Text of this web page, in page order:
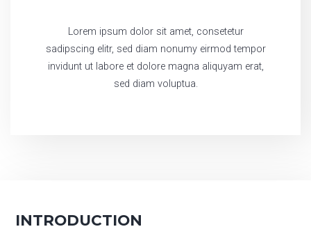
Lorem ipsum dolor sit amet, consetetur
sadipscing elitr, sed diam nonumy eirmod tempor
invidunt ut labore et dolore magna aliquyam erat,
sed diam voluptua.
INTRODUCTION